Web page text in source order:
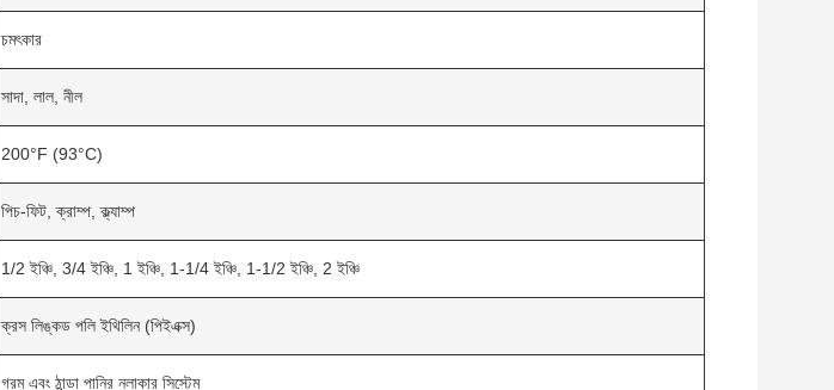
চমৎকার
সাদা, লাল, নীল
200°F (93°C)
পিচ-ফিট, ক্রাম্প, ক্ল্যাম্প
1/2 ইঞ্চি, 3/4 ইঞ্চি, 1 ইঞ্চি, 1-1/4 ইঞ্চি, 1-1/2 ইঞ্চি, 2 ইঞ্চি
ক্রস লিঙ্কড পলি ইথিলিন (পিইএক্স)
গরম এবং ঠান্ডা পানির নলাকার সিস্টেম